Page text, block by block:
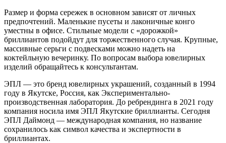
Размер и форма сережек в основном зависят от личных
предпочтений. Маленькие пусеты и лаконичные конго
уместны в офисе. Стильные модели с «дорожкой»
бриллиантов подойдут для торжественного случая. Крупные,
массивные серьги с подвесками можно надеть на
коктейльную вечеринку. По вопросам выбора ювелирных
изделий обращайтесь к консультантам.
ЭПЛ — это бренд ювелирных украшений, созданный в 1994
году в Якутске, Россия, как Экспериментально-
производственная лаборатория. До ребрендинга в 2021 году
компания носила имя ЭПЛ Якутские бриллианты. Сегодня
ЭПЛ Даймонд — международная компания, но название
сохранилось как символ качества и экспертности в
бриллиантах.